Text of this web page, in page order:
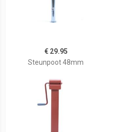
€ 29.95
Steunpoot 48mm